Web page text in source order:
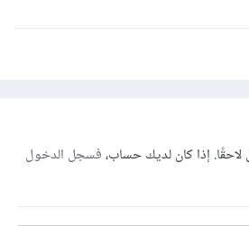
إذا كان لديك حساب،فسجل الدخول